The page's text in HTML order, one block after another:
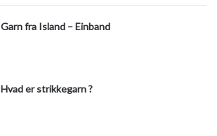
Garn fra Island – Einband
Hvad er strikkegarn ?